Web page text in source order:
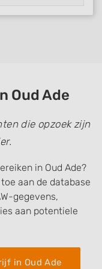
Oud Ade
die opzoek zijn
in Oud Ade?
aan de database
gegevens,
aan potentiele
in Oud Ade